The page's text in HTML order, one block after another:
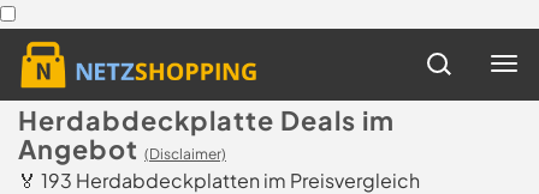
Herdabdeckplatte Deals im
Angebot (Disclaimer)
🏅 193 Herdabdeckplatten im Preisvergleich